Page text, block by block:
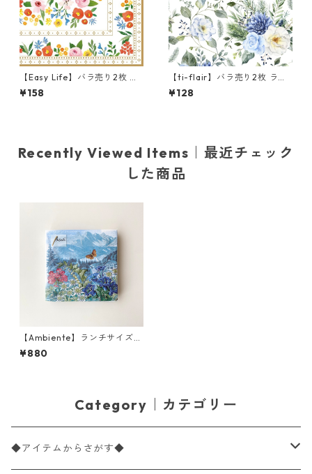
【Easy Life】バラ売り2枚 ラ
ンチサイズ ペーパーナプキン
BOHO FLOWERS ホワイトxパ
¥158
【ti-flair】バラ売り2枚 ラン
チサイズ ペーパーナプキン Wi
nter Florals ブルー
¥128
Recently Viewed Items｜最近チェック
した商品
【Ambiente】ランチサイズ
ペーパーナプキン Mountain f
lowers ブルー 20枚入り
¥880
Category｜カテゴリー
◆アイテムからさがす◆